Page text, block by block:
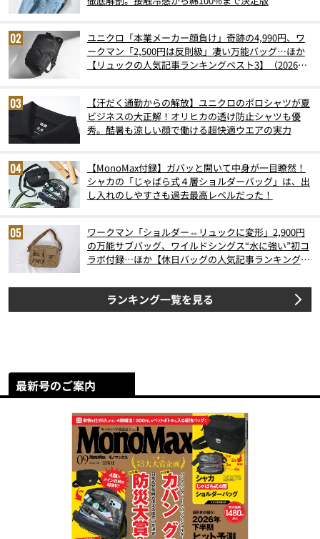
ユニクロ「本業メーカー顔負け」奇跡の4,990円、ワ
ークマン「2,500円は反則級」凄い万能バッグ…ほか
【リュックの人気記事ランキングベスト3】（2026年
【汗だく通勤からの解放】ユニクロのポロシャツが夏
ビジネスの大正解！オリヒカの透け防止シャツも優
秀。酷暑も涼しい顔で働ける超快適ウエアの実力
【MonoMax付録】ガバッと開いて中身が一目瞭然！
シャカの「じゃばら式４層ショルダーバッグ」は、出
し入れのしやすさも過去最高レベルだった！
ワークマン「ショルダー⇔リュックに変形」2,900円
の万能サブバッグ、ワイルドシングス“水に強い”初コ
ラボ付録…ほか【休日バッグの人気記事ランキングベ
ランキング一覧を見る
最新号のご案内